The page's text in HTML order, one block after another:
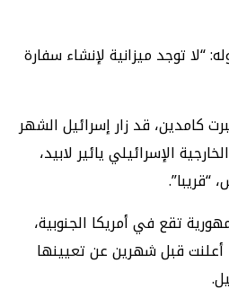
“لا توجد ميزانية لإنشاء سفارة
كامدين، قد زار إسرائيل الشهر
الإسرائيلي يائير لابيد،
تقع في أمريكا الجنوبية،
قبل شهرين عن تعيينها